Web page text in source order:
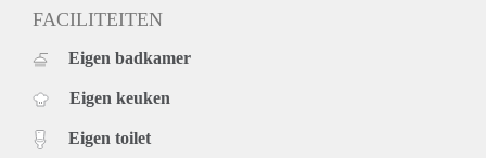
- Desired location
- Beautiful original details
Rental price: €2395,- excluding utilities - furnished
FACILITEITEN
Eigen badkamer
Eigen keuken
Eigen toilet